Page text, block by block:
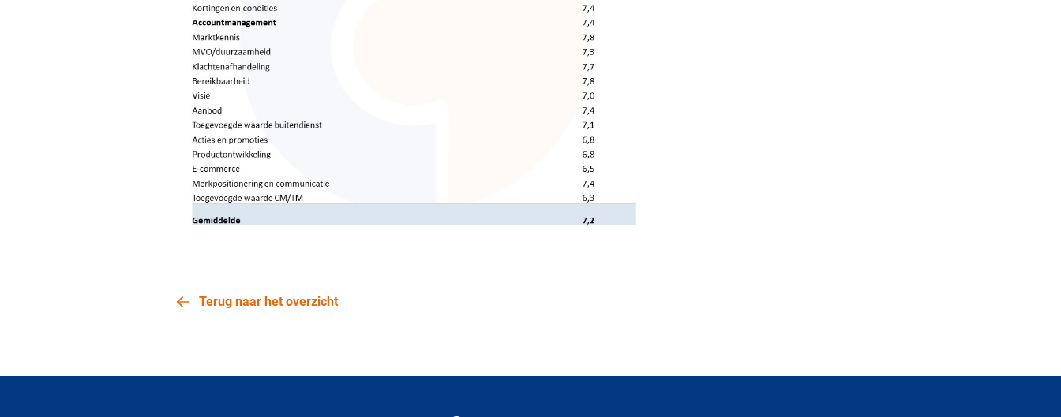
Terug naar het overzicht